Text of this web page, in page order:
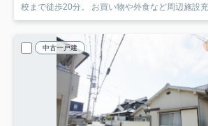
校まで徒歩20分。 お買い物や外食など周辺施設充
中古一戸建